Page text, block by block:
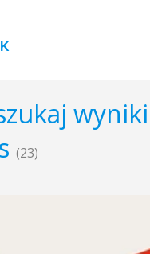
wyniki
(23)